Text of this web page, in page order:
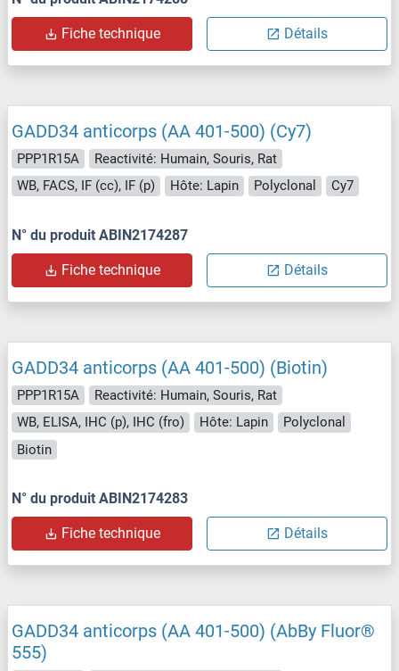
Fiche technique Détails
GADD34 anticorps (AA 401-500) (Cy7)
PPP1R15A
Reactivité: Humain, Souris, Rat
WB, FACS, IF (cc), IF (p)
Hôte: Lapin Polyclonal Cy7
N° du produit ABIN2174287
Fiche technique Détails
GADD34 anticorps (AA 401-500) (Biotin)
PPP1R15A
Reactivité: Humain, Souris, Rat
WB, ELISA, IHC (p), IHC (fro)
Hôte: Lapin
Polyclonal
Biotin
N° du produit ABIN2174283
Fiche technique Détails
GADD34 anticorps (AA 401-500) (AbBy Fluor®
555)